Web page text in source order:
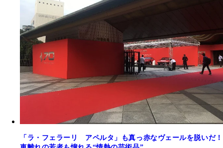
「ラ・フェラーリ アペルタ」も真っ赤なヴェールを脱いだ！